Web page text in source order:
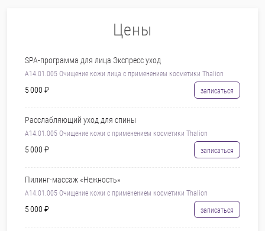
Цены
SPA-программа для лица Экспресс уход
A14.01.005 Очищение кожи лица с применением косметики Thalion
5 000 ₽ записаться
Расслабляющий уход для спины
A14.01.005 Очищение кожи с применением косметики Thalion
5 000 ₽ записаться
Пилинг-массаж «Нежность»
A14.01.005 Очищение кожи с применением косметики Thalion
5 000 ₽ записаться